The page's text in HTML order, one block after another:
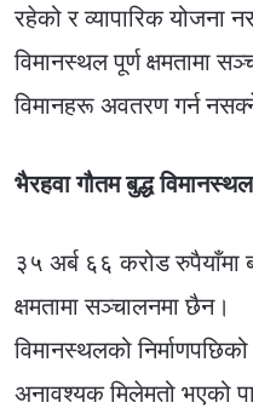
रहेको र व्यापारिक योजना
विमानस्थल पूर्ण क्षमतामा
विमानहरू अवतरण गर्न
भैरहवा गौतम बुद्ध विमानस्थल
३५ अर्ब ६६ करोड रुपैयाँमा
क्षमतामा सञ्चालनमा छैन।
विमानस्थलको
अनावश्यक मिलेमतो भएको